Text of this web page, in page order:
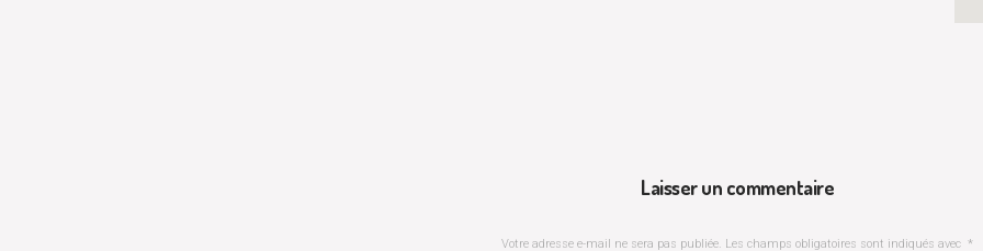
Laisser un commentaire
Votre adresse e-mail ne sera pas publiée. Les champs obligatoires sont indiqués avec *